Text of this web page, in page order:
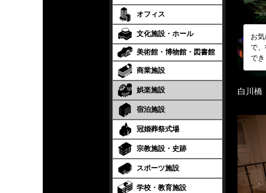
オフィス
文化施設・ホール
美術館・博物館・図書館
商業施設
娯楽施設
宿泊施設
冠婚葬祭式場
宗教施設・史跡
スポーツ施設
学校・教育施設
お
で
で
白川橋